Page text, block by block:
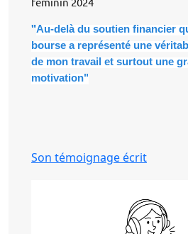
"Au-delà du soutien financier
bourse a représenté une
de mon travail et surtout une
motivation"
Son témoignage écrit